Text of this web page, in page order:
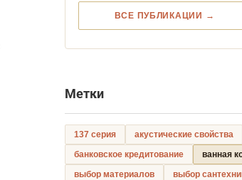
ВСЕ ПУБЛИКАЦИИ →
Метки
137 серия
акустические свойства
банковское кредитование
ванная
выбор материалов
выбор